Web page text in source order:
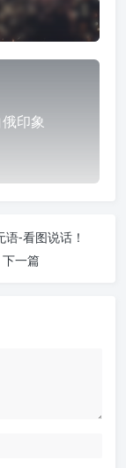
印象
语-看图说话！
下一篇